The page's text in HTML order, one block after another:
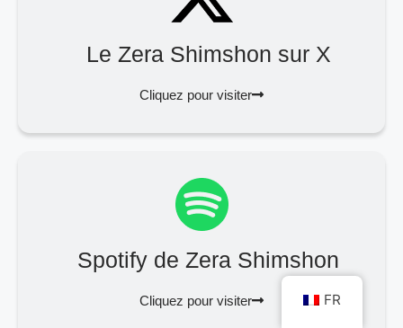
Le Zera Shimshon sur X
Cliquez pour visiter
Spotify de Zera Shimshon
Cliquez pour visiter FR